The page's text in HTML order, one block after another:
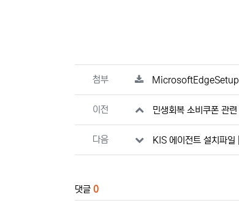
관련자료
첨부
이전 민생회복 소비쿠폰 관련
다음 KIS 에이전트 설치파
댓글 0